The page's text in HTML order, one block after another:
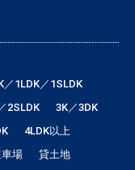
／1LDK／1SLDK
2SLDK
3K／3DK
4LDK以上
車場 貸土地